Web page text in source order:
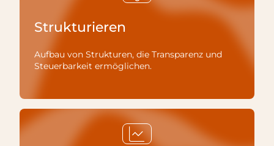
Strukturieren
Aufbau von Strukturen, die Transparenz und
Steuerbarkeit ermöglichen.